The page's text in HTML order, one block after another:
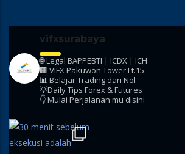
vifxsurabaya
🌐 Legal BAPPEBTI | ICDX | ICH
🏢 VIFX Pakuwon Tower Lt.15
📊 Belajar Trading dari Nol
💡Daily Tips Forex & Futures
👇 Mulai Perjalanan mu disini